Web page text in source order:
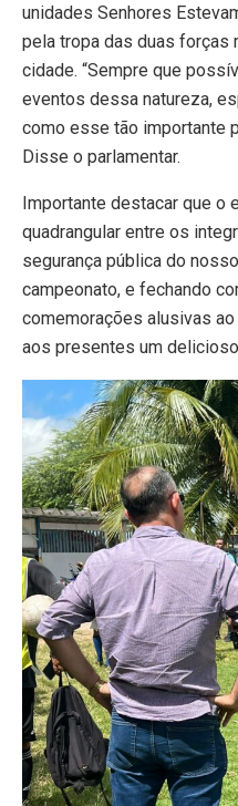
unidades Senhores
pela tropa das duas
cidade. “Sempre que
eventos dessa natureza,
como esse tão importante
Disse o parlamentar.
Importante destacar que o
quadrangular entre os
segurança pública do
campeonato, e fechando
comemorações alusivas
aos presentes um